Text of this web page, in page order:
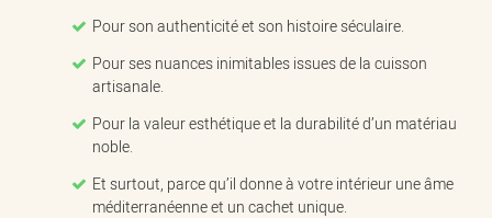
Pour son authenticité et son histoire séculaire.
Pour ses nuances inimitables issues de la cuisson
artisanale.
Pour la valeur esthétique et la durabilité d’un matériau
noble.
Et surtout, parce qu’il donne à votre intérieur une âme
méditerranéenne et un cachet unique.